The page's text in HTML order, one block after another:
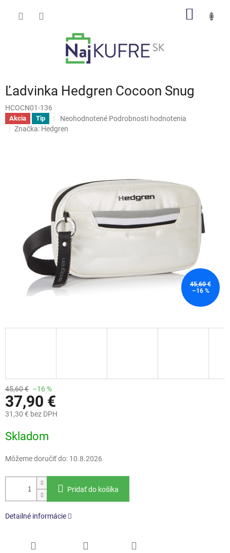
Ľadvinka Hedgren Cocoon Snug
HCOCN01-136
Akcia Tip
Priemerné
hodnotenie
hviezdičiek.
Neohodnotené Podrobnosti hodnotenia
Značka: Hedgren
45,60 €
–16 %
45,60 € –16 %
37,90 €
31,30 € bez DPH
cena:
Skladom
Môžeme doručiť do: 10.8.2026
Pridať do košíka
Detailné informácie